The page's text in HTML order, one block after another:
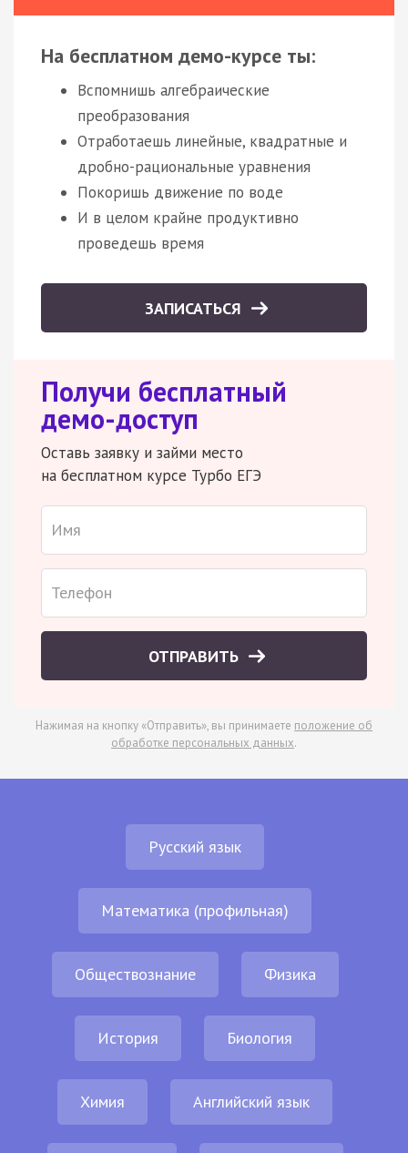
На бесплатном демо-курсе ты:
Вспомнишь алгебраические
преобразования
Отработаешь линейные, квадратные и
дробно-рациональные уравнения
Покоришь движение по воде
И в целом крайне продуктивно
проведешь время
ЗАПИСАТЬСЯ
Получи бесплатный
демо-доступ
Оставь заявку и займи место
на бесплатном курсе Турбо ЕГЭ
ОТПРАВИТЬ
Нажимая на кнопку «Отправить», вы принимаете положение об
обработке персональных данных.
Русский язык
Математика (профильная)
Обществознание Физика
История Биология
Химия Английский язык